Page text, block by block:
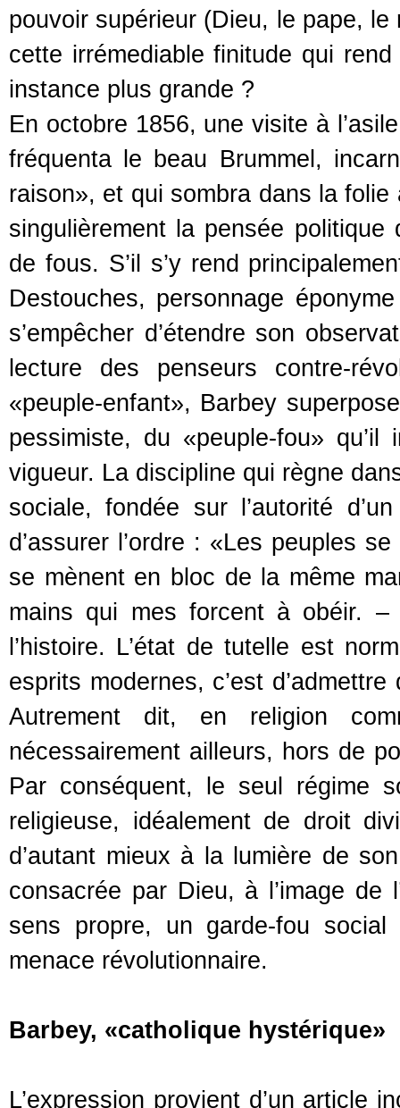
pouvoir supérieur (Dieu, le pape,
cette irrémediable finitude qui
instance plus grande ?
En octobre 1856, une visite à
fréquenta le beau Brummel,
raison», et qui sombra dans la folie
singulièrement la pensée
de fous. S’il s’y rend
Destouches, personnage
s’empêcher d’étendre son
lecture des penseurs contre-
«peuple-enfant», Barbey
pessimiste, du «peuple-fou»
vigueur. La discipline qui règne
sociale, fondée sur l’autorité
d’assurer l’ordre : «Les peuples
se mènent en bloc de la même
mains qui mes forcent à obéir. –
l’histoire. L’état de tutelle est
esprits modernes, c’est
Autrement dit, en religion
nécessairement ailleurs, hors de
Par conséquent, le seul régime
religieuse, idéalement de droit
d’autant mieux à la lumière de
consacrée par Dieu, à l’image de
sens propre, un garde-fou
menace révolutionnaire.
Barbey, «catholique hystérique»
L’expression provient d’un article